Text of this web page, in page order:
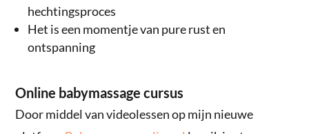
hechtingsproces
Het is een momentje van pure rust en
ontspanning
Online babymassage cursus
Door middel van videolessen op mijn nieuwe